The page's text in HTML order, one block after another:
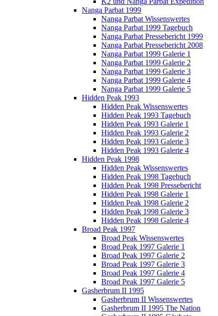
Nanga Parbat 1999
Nanga Parbat Wissenswertes
Nanga Parbat 1999 Tagebuch
Nanga Parbat Pressebericht 1999
Nanga Parbat Pressebericht 2008
Nanga Parbat 1999 Galerie 1
Nanga Parbat 1999 Galerie 2
Nanga Parbat 1999 Galerie 3
Nanga Parbat 1999 Galerie 4
Nanga Parbat 1999 Galerie 5
Hidden Peak 1993
Hidden Peak Wissenswertes
Hidden Peak 1993 Tagebuch
Hidden Peak 1993 Galerie 1
Hidden Peak 1993 Galerie 2
Hidden Peak 1993 Galerie 3
Hidden Peak 1993 Galerie 4
Hidden Peak 1998
Hidden Peak Wissenswertes
Hidden Peak 1998 Tagebuch
Hidden Peak 1998 Pressebericht
Hidden Peak 1998 Galerie 1
Hidden Peak 1998 Galerie 2
Hidden Peak 1998 Galerie 3
Hidden Peak 1998 Galerie 4
Broad Peak 1997
Broad Peak Wissenswertes
Broad Peak 1997 Galerie 1
Broad Peak 1997 Galerie 2
Broad Peak 1997 Galerie 3
Broad Peak 1997 Galerie 4
Broad Peak 1997 Galerie 5
Gasherbrum II 1995
Gasherbrum II Wissenswertes
Gasherbrum II 1995 The Nation